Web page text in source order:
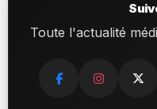
Toute l'actualité